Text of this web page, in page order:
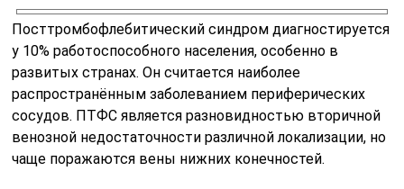
Посттромбофлебитический синдром диагностируется
у 10% работоспособного населения, особенно в
развитых странах. Он считается наиболее
распространённым заболеванием периферических
сосудов. ПТФС является разновидностью вторичной
венозной недостаточности различной локализации, но
чаще поражаются вены нижних конечностей.